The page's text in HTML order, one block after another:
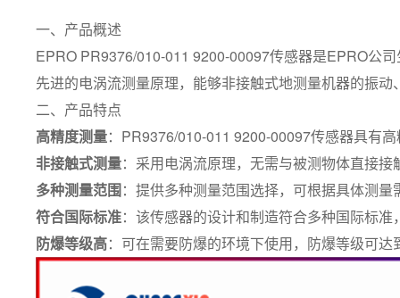
一、产品概述
EPRO PR9376/010-011 9200-00097传感器是EPRO公
先进的电涡流测量原理，能够非接触式地测量机器的振动
二、产品特点
高精度测量：PR9376/010-011 9200-00097传感器具有
非接触式测量：采用电涡流原理，无需与被测物体直接
多种测量范围：提供多种测量范围选择，可根据具体测
符合国际标准：该传感器的设计和制造符合多种国际标
防爆等级高：可在需要防爆的环境下使用，防爆等级可